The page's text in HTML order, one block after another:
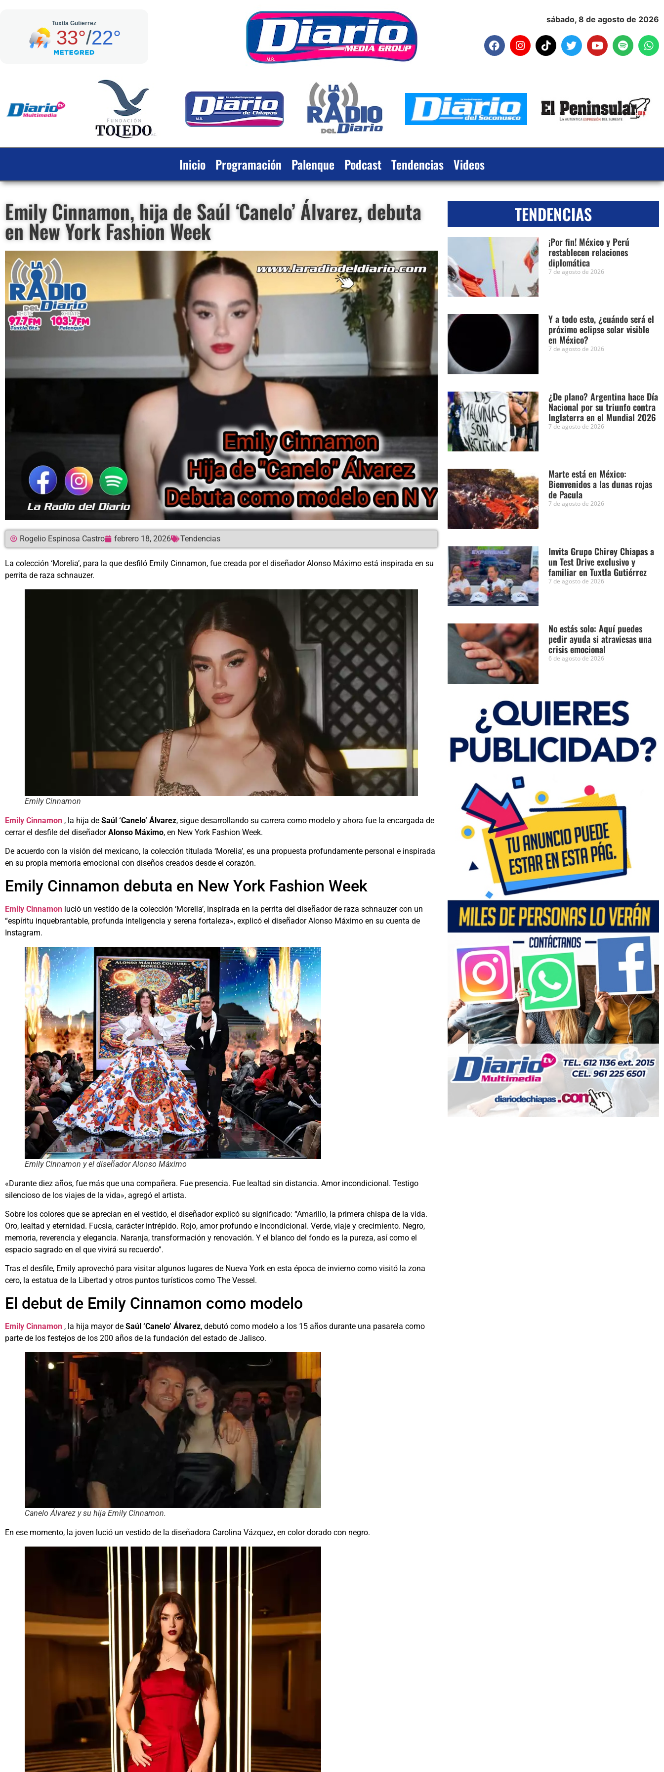
sábado, 8 de agosto de 2026
Inicio Programación Palenque Podcast Tendencias Videos
Emily Cinnamon, hija de Saúl ‘Canelo’ Álvarez, debuta
en New York Fashion Week
Rogelio Espinosa Castro febrero 18, 2026 Tendencias
La colección ‘Morelia’, para la que desfiló Emily Cinnamon, fue creada por el diseñador Alonso Máximo está inspirada en su
perrita de raza schnauzer.
Emily Cinnamon
Emily Cinnamon , la hija de Saúl ‘Canelo’ Álvarez, sigue desarrollando su carrera como modelo y ahora fue la encargada de
cerrar el desfile del diseñadorAlonso Máximo, en New York Fashion Week.
De acuerdo con la visión del mexicano, la colección titulada ‘Morelia’, es una propuesta profundamente personal e inspirada
en su propia memoria emocional con diseños creados desde el corazón.
Emily Cinnamon debuta en New York Fashion Week
Emily Cinnamon lució un vestido de la colección ‘Morelia’, inspirada en la perrita del diseñador de raza schnauzer con un
“espíritu inquebrantable, profunda inteligencia y serena fortaleza», explicó el diseñador Alonso Máximo en su cuenta de
Instagram.
Emily Cinnamon y el diseñador Alonso Máximo
«Durante diez años, fue más que una compañera. Fue presencia. Fue lealtad sin distancia. Amor incondicional. Testigo
silencioso de los viajes de la vida», agregó el artista.
Sobre los colores que se aprecian en el vestido, el diseñador explicó su significado: “Amarillo, la primera chispa de la vida.
Oro, lealtad y eternidad. Fucsia, carácter intrépido. Rojo, amor profundo e incondicional. Verde, viaje y crecimiento. Negro,
memoria, reverencia y elegancia. Naranja, transformación y renovación. Y el blanco del fondo es la pureza, así como el
espacio sagrado en el que vivirá su recuerdo”.
Tras el desfile, Emily aprovechó para visitar algunos lugares de Nueva York en esta época de invierno como visitó la zona
cero, la estatua de la Libertad y otros puntos turísticos como The Vessel.
El debut de Emily Cinnamon como modelo
Emily Cinnamon , la hija mayor de Saúl ‘Canelo’ Álvarez, debutó como modelo a los 15 años durante una pasarela como
parte de los festejos de los 200 años de la fundación del estado de Jalisco.
Canelo Álvarez y su hija Emily Cinnamon.
En ese momento, la joven lució un vestido de la diseñadora Carolina Vázquez, en color dorado con negro.
TENDENCIAS
¡Por fin! México y Perú
restablecen relaciones
diplomática
7 de agosto de 2026
Y a todo esto, ¿cuándo será el
próximo eclipse solar visible
en México?
7 de agosto de 2026
¿De plano? Argentina hace Día
Nacional por su triunfo contra
Inglaterra en el Mundial 2026
7 de agosto de 2026
Marte está en México:
Bienvenidos a las dunas rojas
de Pacula
7 de agosto de 2026
Invita Grupo Chirey Chiapas a
un Test Drive exclusivo y
familiar en Tuxtla Gutiérrez
7 de agosto de 2026
No estás solo: Aquí puedes
pedir ayuda si atraviesas una
crisis emocional
6 de agosto de 2026